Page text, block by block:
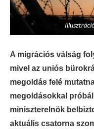
A migrációs válság
mivel az uniós
megoldás felé
megoldásokkal
miniszterelnök
aktuális csatorna